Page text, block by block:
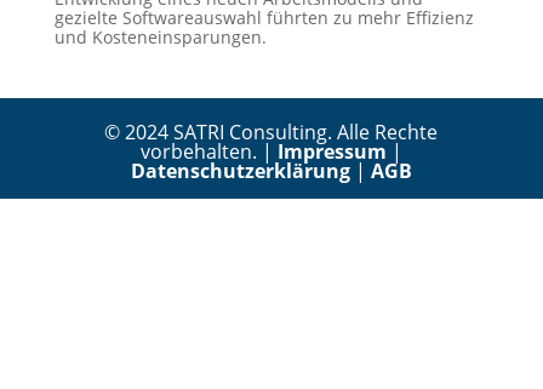
gezielte Softwareauswahl führten zu mehr Effizienz
und Kosteneinsparungen.
© 2024 SATRI Consulting. Alle Rechte
vorbehalten. | Impressum |
Datenschutzerklärung| AGB